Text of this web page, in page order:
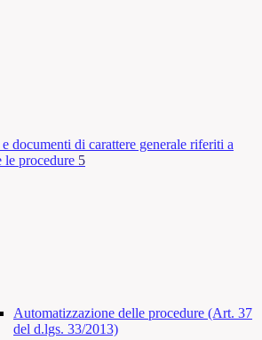
documenti di carattere generale riferiti a
le procedure 5
Automatizzazione delle procedure (Art. 37
del d.lgs. 33/2013)